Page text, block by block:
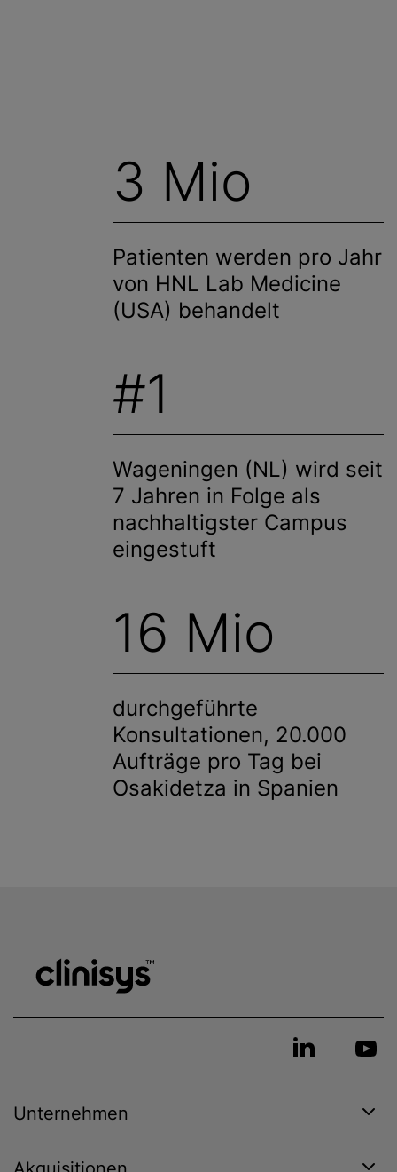
3 Mio
Patienten werden pro Jahr
von HNL Lab Medicine
(USA) behandelt
#1
Wageningen (NL) wird seit
7 Jahren in Folge als
nachhaltigster Campus
eingestuft
16 Mio
durchgeführte
Konsultationen, 20.000
Aufträge pro Tag bei
Osakidetza in Spanien
Unternehmen